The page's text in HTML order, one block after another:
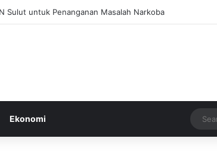
Tubuh dan Makanan Sehari-hari
Ekonomi